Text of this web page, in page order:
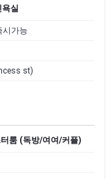
실
시가능
st)
룸 (독방/여여/커플)